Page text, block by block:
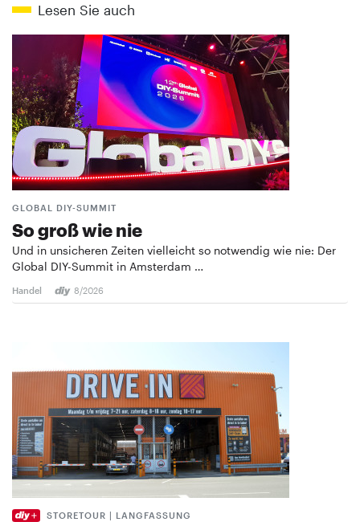
Lesen Sie auch
GLOBAL DIY-SUMMIT
So groß wie nie
Und in unsicheren Zeiten vielleicht so notwendig wie nie: Der
Global DIY-Summit in Amsterdam …
Handel 8/2026
STORETOUR | LANGFASSUNG